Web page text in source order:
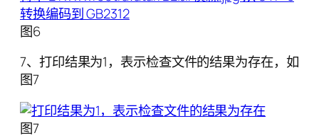
图6
7、打印结果为1，表示检查文件的结果为存在，如
图7
图7